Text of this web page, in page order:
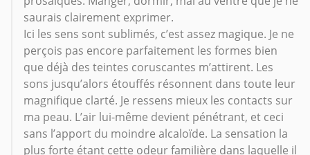
saurais clairement exprimer.
Ici les sens sont sublimés, c’est assez magique. Je ne
perçois pas encore parfaitement les formes bien
que déjà des teintes coruscantes m’attirent. Les
sons jusqu’alors étouffés résonnent dans toute leur
magnifique clarté. Je ressens mieux les contacts sur
ma peau. L’air lui-même devient pénétrant, et ceci
sans l’apport du moindre alcaloïde. La sensation la
plus forte étant cette odeur familière dans laquelle il